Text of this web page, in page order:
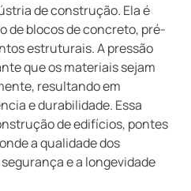
de construção. Ela é
de blocos de concreto, pré-
estruturais. A pressão
que os materiais sejam
resultando em
e durabilidade. Essa
de edifícios, pontes
a qualidade dos
e a longevidade